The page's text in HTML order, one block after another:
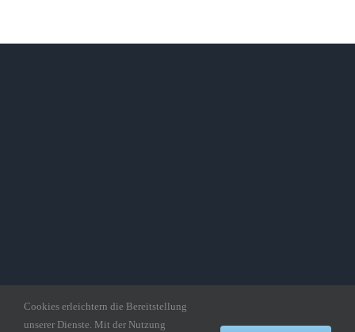
Copyright gedankepuzzle.de
Cookies erleichtern die Bereitstellung
unserer Dienste. Mit der Nutzung